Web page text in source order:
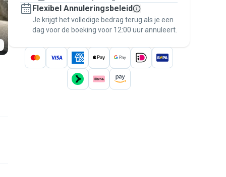
bericht tot betaling — en geniet van de
Pawshake Garantie.
Flexibel Annuleringsbeleid
Je krijgt het volledige bedrag terug als je een
dag voor de boeking voor 12:00 uur annuleert.